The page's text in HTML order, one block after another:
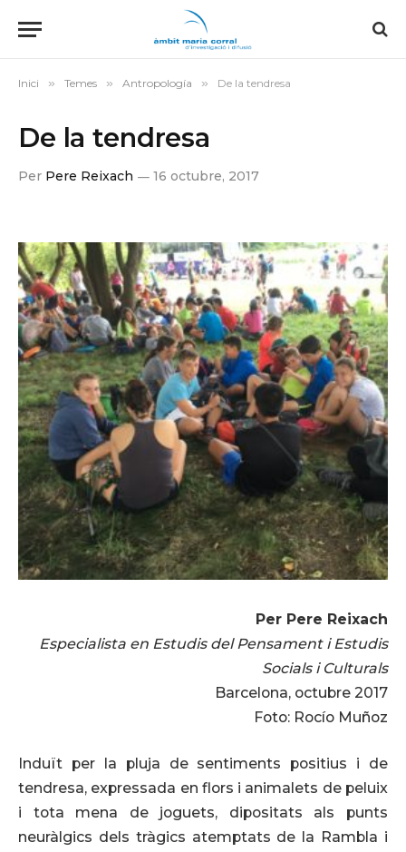
Inici » Temes » Antropología » De la tendresa
De la tendresa
Per Pere Reixach 16 octubre, 2017
Per Pere Reixach
Especialista en Estudis del Pensament i Estudis
Socials i Culturals
Barcelona, octubre 2017
Foto: Rocío Muñoz
Induït per la pluja de sentiments positius i de
tendresa, expressada en flors i animalets de peluix
i tota mena de joguets, dipositats als punts
neuràlgics dels tràgics atemptats de la Rambla i